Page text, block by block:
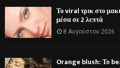
Το viral τρικ στο
μέσα σε 2 λεπτά
8 Αυγούστου 2026
Orange blush: Το